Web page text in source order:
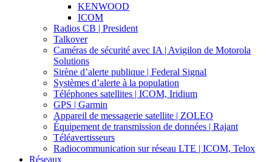
KENWOOD
ICOM
Radios CB | President
Talkover
Caméras de sécurité avec IA | Avigilon de Motorola
Solutions
Sirène d’alerte publique | Federal Signal
Systèmes d’alerte à la population
Téléphones satellites | ICOM, Iridium
GPS | Garmin
Appareil de messagerie satellite | ZOLEO
Équipement de transmission de données | Rajant
Téléavertisseurs
Radiocommunication sur réseau LTE | ICOM, Telox
Réseaux